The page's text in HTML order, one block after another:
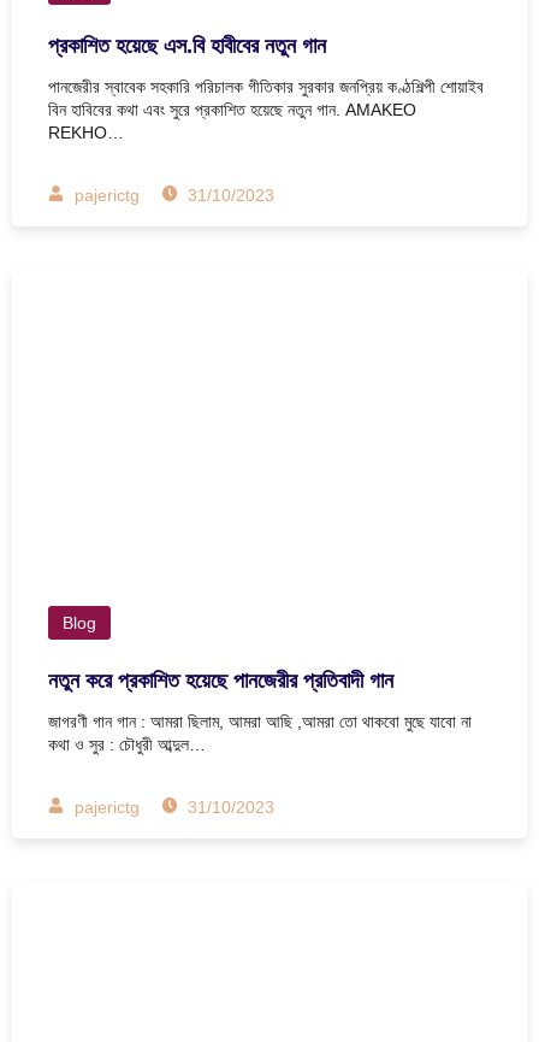
প্রকাশিত হয়েছে এস.বি হাবীবের নতুন গান
পানজেরীর স্বাবেক সহকারি পরিচালক গীতিকার সুরকার জনপ্রিয় কণ্ঠশিল্পী শোয়াইব
বিন হাবিবের কথা এবং সুরে প্রকাশিত হয়েছে নতুন গান. AMAKEO
REKHO…
pajerictg 31/10/2023
Blog
নতুন করে প্রকাশিত হয়েছে পানজেরীর প্রতিবাদী গান
জাগরণী গান গান : আমরা ছিলাম, আমরা আছি ,আমরা তো থাকবো মুছে যাবো না
কথা ও সুর : চৌধুরী আব্দুল…
pajerictg 31/10/2023